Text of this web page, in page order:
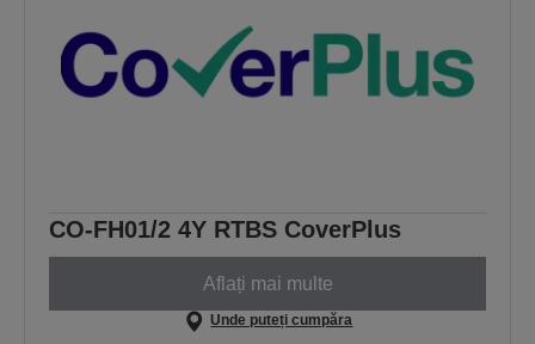
CO-FH01/2 4Y RTBS CoverPlus
Aflați mai multe
Unde puteți cumpăra